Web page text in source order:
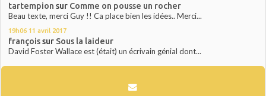
tartempion sur Comme on pousse un rocher
Beau texte, merci Guy !! Ca place bien les idées.. Merci...
19h06 11 avril 2017
françoissur Sous la laideur
David Foster Wallace est (était) un écrivain génial dont...